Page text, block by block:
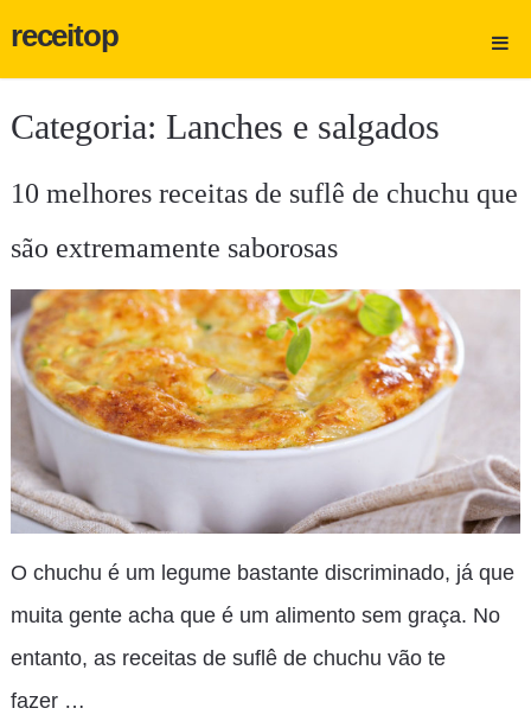
receitop
Categoria: Lanches e salgados
10 melhores receitas de suflê de chuchu que
são extremamente saborosas
O chuchu é um legume bastante discriminado, já que
muita gente acha que é um alimento sem graça. No
entanto, as receitas de suflê de chuchu vão te
fazer …